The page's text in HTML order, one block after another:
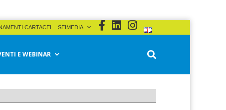
CARTACEI SEIMEDIA
E WEBINAR